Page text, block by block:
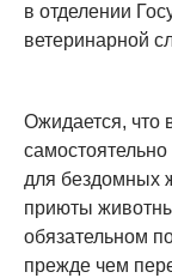
в отделении
ветеринарной
Ожидается, что
для бездомных
приюты
обязательном
прежде чем